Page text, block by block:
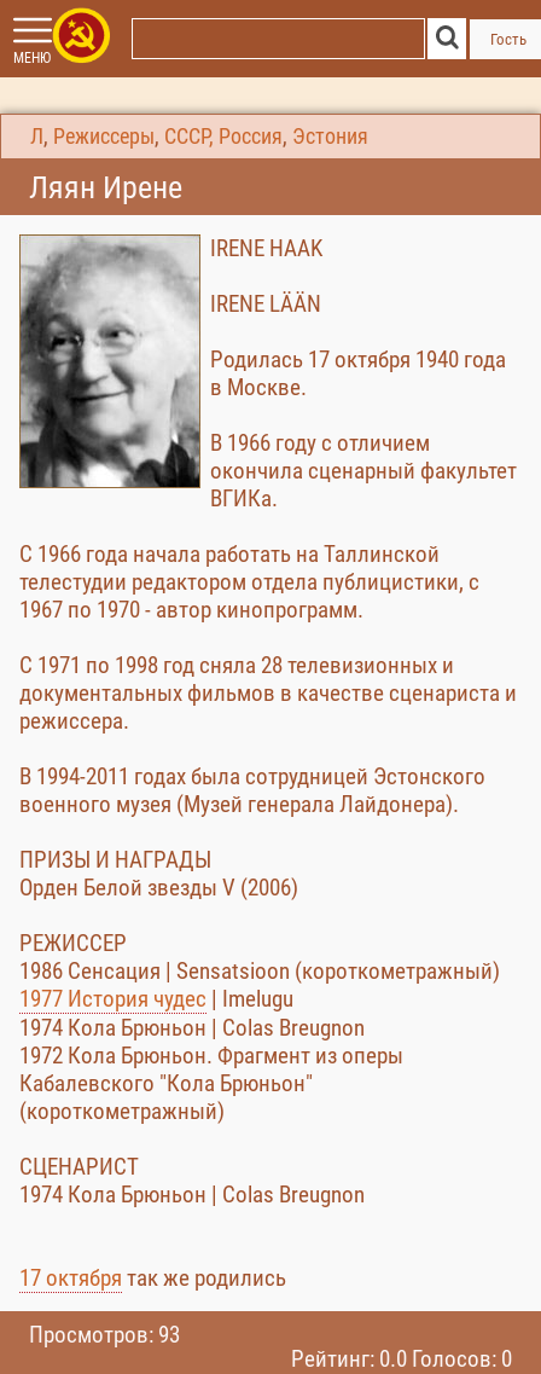
МЕНЮ
Гость
Л , Режиссеры, СССР, Россия, Эстония
Ляян Ирене
IRENE HAAK
IRENE LÄÄN
Родилась 17 октября 1940 года
в Москве.
В 1966 году с отличием
окончила сценарный факультет
ВГИКа.
С 1966 года начала работать на Таллинской
телестудии редактором отдела публицистики, с
1967 по 1970 - автор кинопрограмм.
С 1971 по 1998 год сняла 28 телевизионных и
документальных фильмов в качестве сценариста и
режиссера.
В 1994-2011 годах была сотрудницей Эстонского
военного музея (Музей генерала Лайдонера).
ПРИЗЫ И НАГРАДЫ
Орден Белой звезды V (2006)
РЕЖИССЕР
1986 Сенсация | Sensatsioon (короткометражный)
1977 История чудес | Imelugu
1974 Кола Брюньон | Colas Breugnon
1972 Кола Брюньон. Фрагмент из оперы
Кабалевского "Кола Брюньон"
(короткометражный)
СЦЕНАРИСТ
1974 Кола Брюньон | Colas Breugnon
17 октября так же родились
Просмотров: 93
Рейтинг: 0.0 Голосов: 0